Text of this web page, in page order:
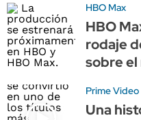
HBO Max
HBO
rodaje
sobre el
Prime Video
Una